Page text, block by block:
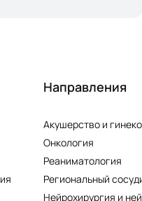
Направления
Акушерство и
Онкология
Реаниматология
Региональный
Нейрохирургия и